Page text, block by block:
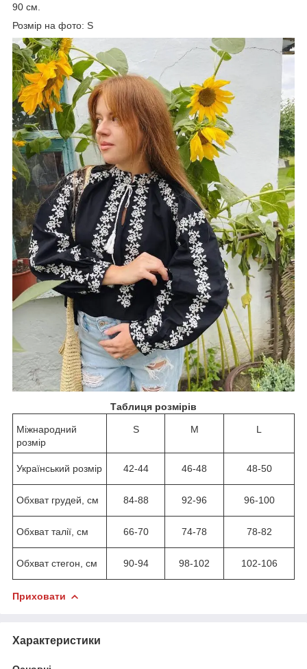
90 см.
Розмір на фото: S
Таблиця розмірів
Міжнародний
розмір
S M L
Український розмір 42-44 46-48 48-50
Обхват грудей, см 84-88 92-96 96-100
Обхват талії, см 66-70 74-78 78-82
Обхват стегон, см 90-94 98-102 102-106
Приховати
Характеристики